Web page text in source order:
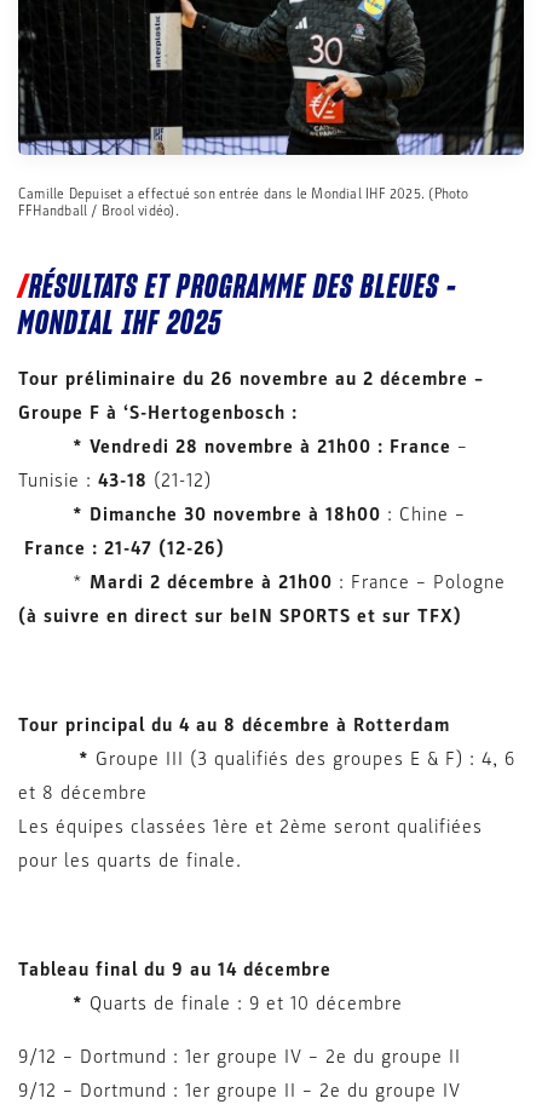
Camille Depuiset a effectué son entrée dans le Mondial IHF 2025. (Photo
FFHandball / Brool vidéo).
RÉSULTATS ET PROGRAMME DES BLEUES –
MONDIAL IHF 2025
Tour préliminaire du 26 novembre au 2 décembre –
Groupe F à ‘S-Hertogenbosch :
* Vendredi 28 novembre à 21h00 : France –
Tunisie : 43-18 (21-12)
* Dimanche 30 novembre à 18h00 : Chine –
France : 21-47 (12-26)
* Mardi 2 décembre à 21h00 : France – Pologne
(à suivre en direct sur beIN SPORTS et sur TFX)
Tour principal du 4 au 8 décembre à Rotterdam
* Groupe III (3 qualifiés des groupes E & F) : 4, 6
et 8 décembre
Les équipes classées 1ère et 2ème seront qualifiées
pour les quarts de finale.
Tableau final du 9 au 14 décembre
* Quarts de finale : 9 et 10 décembre
9/12 – Dortmund : 1er groupe IV – 2e du groupe II
9/12 – Dortmund : 1er groupe II – 2e du groupe IV